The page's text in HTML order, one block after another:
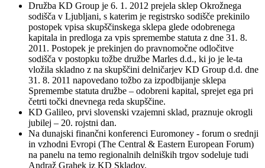
Družba KD Group je 6. 1. 2012 prejela sklep Okrožnega
sodišča v Ljubljani, s katerim je registrsko sodišče prekinilo
postopek vpisa skupščinskega sklepa glede odobrenega
kapitala in predloga za vpis spremembe statuta z dne 31. 8.
2011. Postopek je prekinjen do pravnomočne odločitve
sodišča v postopku tožbe družbe Marles d.d., ki jo je le-ta
vložila skladno z na skupščini delničarjev KD Group d.d. dne
31. 8. 2011 napovedano tožbo za izpodbijanje sklepa
Spremembe statuta družbe – odobreni kapital, sprejet ega pri
četrti točki dnevnega reda skupščine.
KD Galileo, prvi slovenski vzajemni sklad, praznuje okrogli
jubilej – 20. rojstni dan.
Na dunajski finančni konferenci Euromoney - forum o srednji
in vzhodni Evropi (The Central & Eastern European Forum)
na panelu na temo regionalnih delniških trgov sodeluje tudi
Andraž Grahek iz KD Skladov.